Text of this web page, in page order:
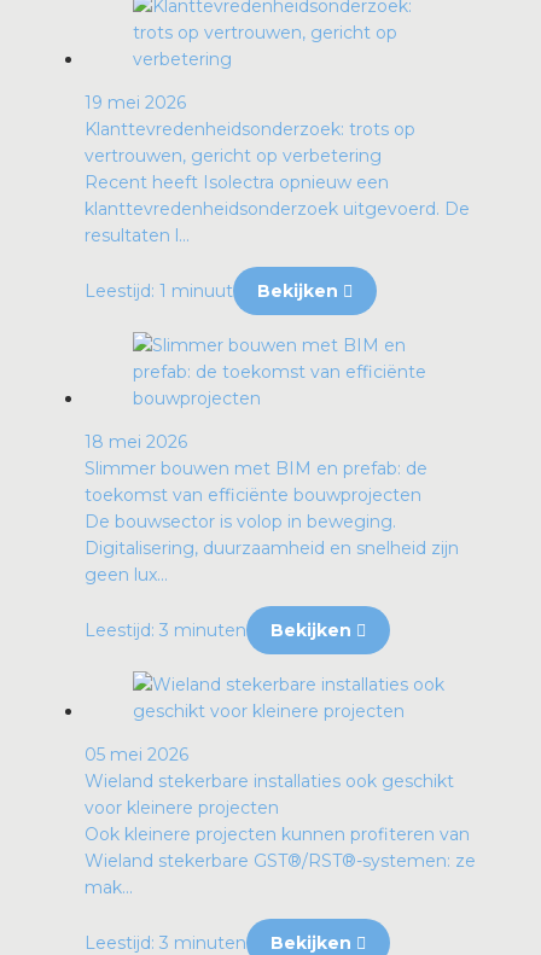
19 mei 2026
Klanttevredenheidsonderzoek: trots op
vertrouwen, gericht op verbetering
Recent heeft Isolectra opnieuw een
klanttevredenheidsonderzoek uitgevoerd. De
resultaten l...
Leestijd: 1 minuut Bekijken
18 mei 2026
Slimmer bouwen met BIM en prefab: de
toekomst van efficiënte bouwprojecten
De bouwsector is volop in beweging.
Digitalisering, duurzaamheid en snelheid zijn
geen lux...
Leestijd: 3 minuten Bekijken
05 mei 2026
Wieland stekerbare installaties ook geschikt
voor kleinere projecten
Ook kleinere projecten kunnen profiteren van
Wieland stekerbare GST®/RST®-systemen: ze
mak...
Leestijd: 3 minuten Bekijken